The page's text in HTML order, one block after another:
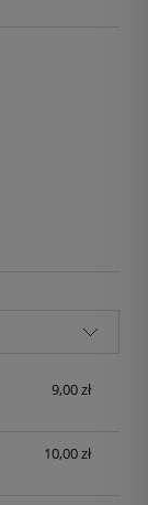
9,00 zł
10,00 zł